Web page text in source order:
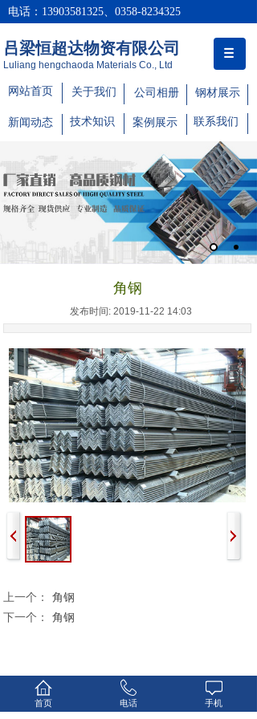
电话：13903581325、0358-8234325
钢材展示
公司相册
网站首页 关于我们
案例展示
新闻动态 技术知识
吕梁恒超达物资有限公司
Luliang hengchaoda Materials Co., Ltd
联系我们
角钢
发布时间: 2019-11-22 14:03
上一个：
角钢
下一个：
角钢
首页 电话 手机